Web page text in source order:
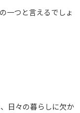
一つと言えるでしょ
日々の暮らしに欠か